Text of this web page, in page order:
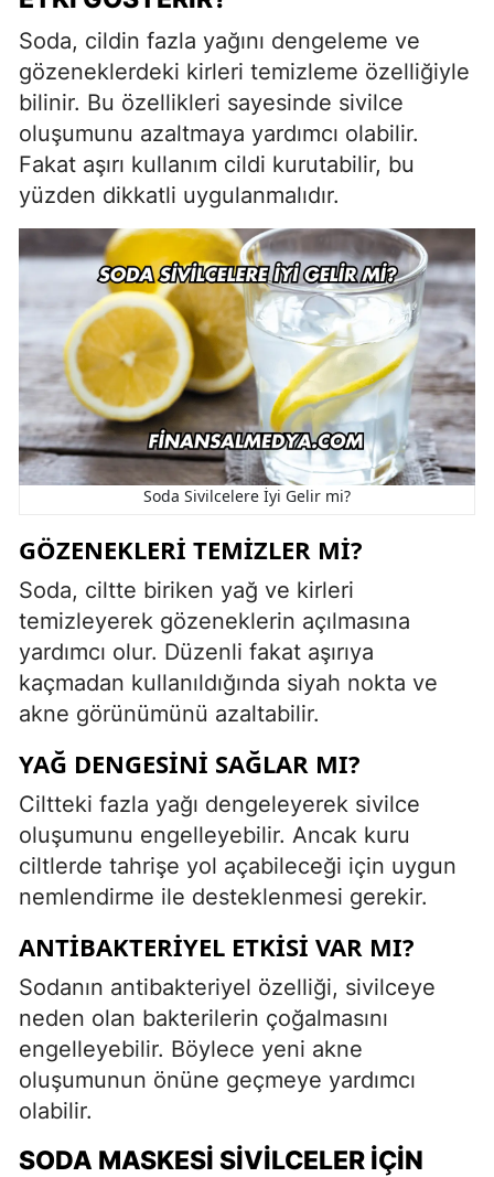
Soda, cildin fazla yağını dengeleme ve
gözeneklerdeki kirleri temizleme özelliğiyle
bilinir. Bu özellikleri sayesinde sivilce
oluşumunu azaltmaya yardımcı olabilir.
Fakat aşırı kullanım cildi kurutabilir, bu
yüzden dikkatli uygulanmalıdır.
Soda Sivilcelere İyi Gelir mi?
GÖZENEKLERI TEMIZLER MI?
Soda, ciltte biriken yağ ve kirleri
temizleyerek gözeneklerin açılmasına
yardımcı olur. Düzenli fakat aşırıya
kaçmadan kullanıldığında siyah nokta ve
akne görünümünü azaltabilir.
YAĞ DENGESINI SAĞLAR MI?
Ciltteki fazla yağı dengeleyerek sivilce
oluşumunu engelleyebilir. Ancak kuru
ciltlerde tahrişe yol açabileceği için uygun
nemlendirme ile desteklenmesi gerekir.
ANTIBAKTERIYEL ETKISI VAR MI?
Sodanın antibakteriyel özelliği, sivilceye
neden olan bakterilerin çoğalmasını
engelleyebilir. Böylece yeni akne
oluşumunun önüne geçmeye yardımcı
olabilir.
SODA MASKESI SIVILCELER İÇIN